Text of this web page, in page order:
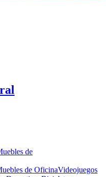
de
de OficinaVideojuegos